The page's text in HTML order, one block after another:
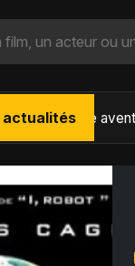
actualités L'Âge de Glace : Le Réveil du Volcan – Manny, Sid et Diego de retour pour une aventure explosive